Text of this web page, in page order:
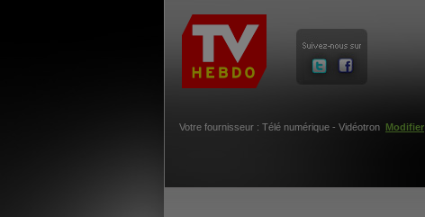
Votre fournisseur : Télé numérique - Vidéotron Modifier